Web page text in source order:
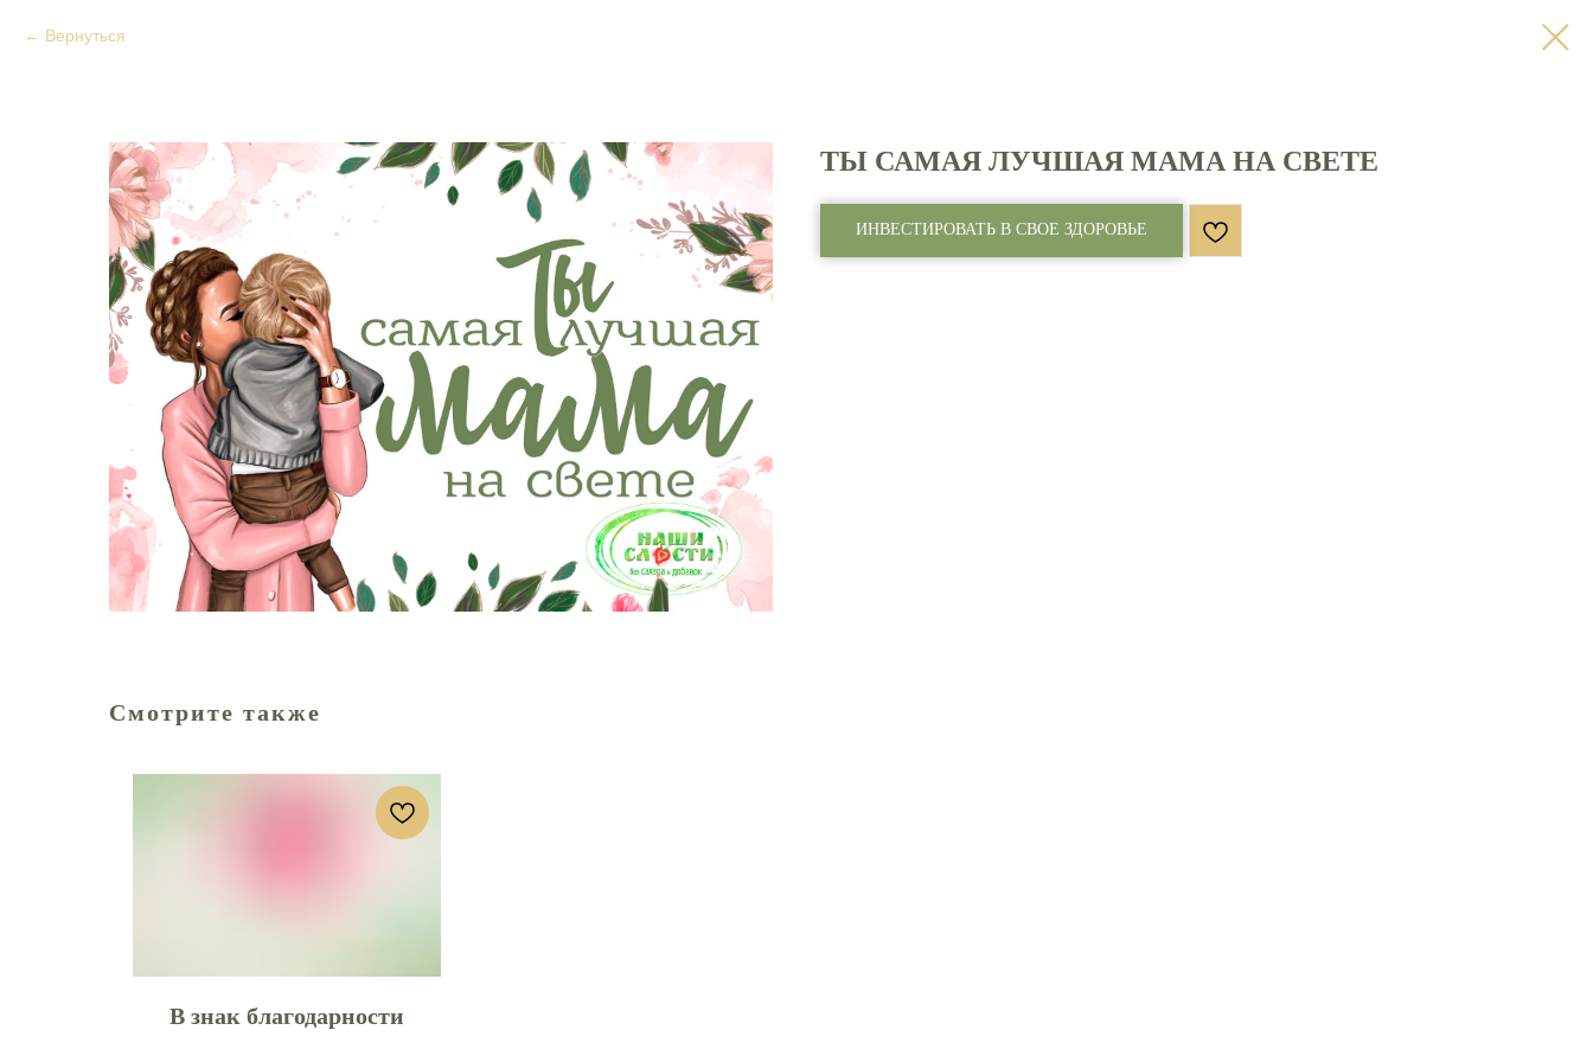
Вернуться
ТЫ САМАЯ ЛУЧШАЯ МАМА НА СВЕТЕ
ИНВЕСТИРОВАТЬ В СВОЕ ЗДОРОВЬЕ
Смотрите также
В знак благодарности